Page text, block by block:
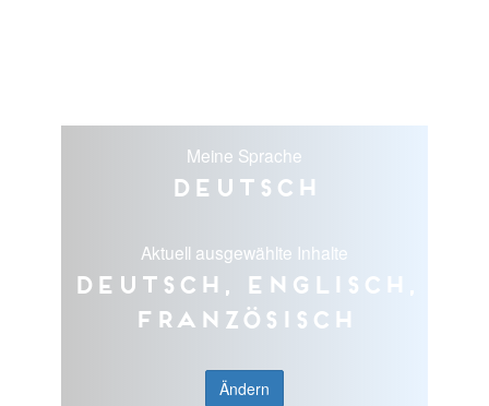
Meine Sprache
Deutsch
Aktuell ausgewählte Inhalte
Deutsch, Englisch,
Französisch
Ändern